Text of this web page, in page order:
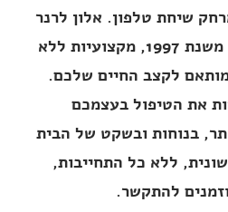
שיחת טלפון. אלון לרנר
מציע ניסיון קליני עשיר משנת 1997, מקצועיות ללא
לקצב החיים שלכם.
את הטיפול בעצמכם
בנוחות ובשקט של הבית
ללא כל התחייבות,
להתקשר.